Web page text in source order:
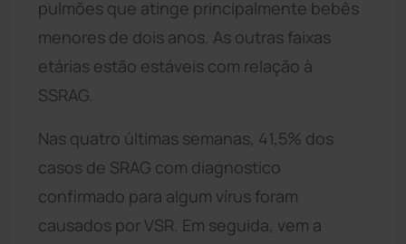
pulmões que atinge principalmente bebês
menores de dois anos. As outras faixas
etárias estão estáveis com relação à
SSRAG.
Nas quatro últimas semanas, 41,5% dos
casos de SRAG com diagnostico
confirmado para algum vírus foram
causados por VSR. Em seguida, vem a